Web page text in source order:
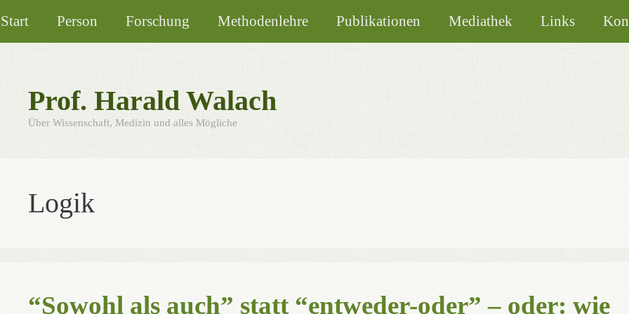
Inhalt
springen
Start Person Forschung Methodenlehre Publikationen Mediathek Links
Prof. Harald Walach
Über Wissenschaft, Medizin und alles Mögliche
Logik
“Sowohl als auch” statt “entweder-oder” – oder: wie